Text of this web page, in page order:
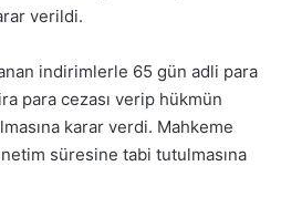
verildi.
indirimlerle 65 gün adli para
para cezası verip hükmün
karar verdi. Mahkeme
süresine tabi tutulmasına